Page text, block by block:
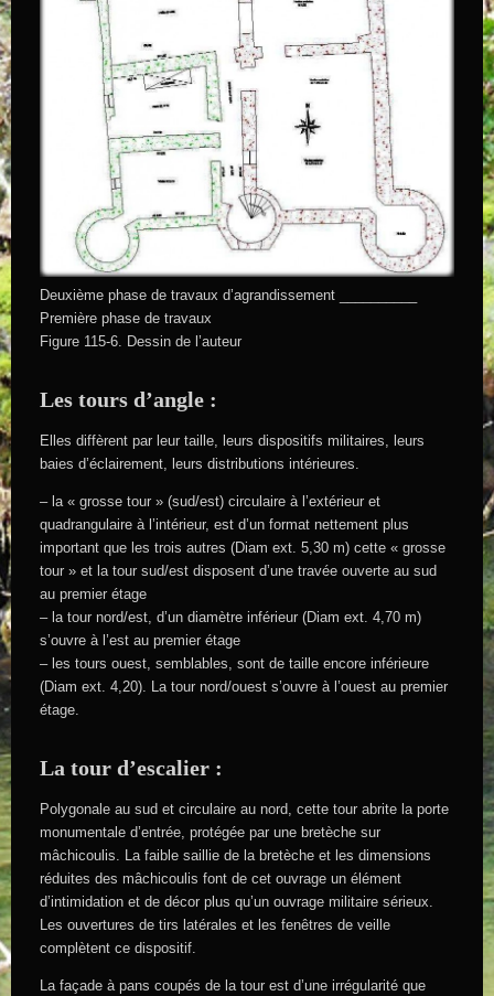
Deuxième phase de travaux d’agrandissement __________
Première phase de travaux
Figure 115-6. Dessin de l’auteur
Les tours d’angle :
Elles diffèrent par leur taille, leurs dispositifs militaires, leurs
baies d’éclairement, leurs distributions intérieures.
– la « grosse tour » (sud/est) circulaire à l’extérieur et
quadrangulaire à l’intérieur, est d’un format nettement plus
important que les trois autres (Diam ext. 5,30 m) cette « grosse
tour » et la tour sud/est disposent d’une travée ouverte au sud
au premier étage
– la tour nord/est, d’un diamètre inférieur (Diam ext. 4,70 m)
s’ouvre à l’est au premier étage
– les tours ouest, semblables, sont de taille encore inférieure
(Diam ext. 4,20). La tour nord/ouest s’ouvre à l’ouest au premier
étage.
La tour d’escalier :
Polygonale au sud et circulaire au nord, cette tour abrite la porte
monumentale d’entrée, protégée par une bretèche sur
mâchicoulis. La faible saillie de la bretèche et les dimensions
réduites des mâchicoulis font de cet ouvrage un élément
d’intimidation et de décor plus qu’un ouvrage militaire sérieux.
Les ouvertures de tirs latérales et les fenêtres de veille
complètent ce dispositif.
La façade à pans coupés de la tour est d’une irrégularité que